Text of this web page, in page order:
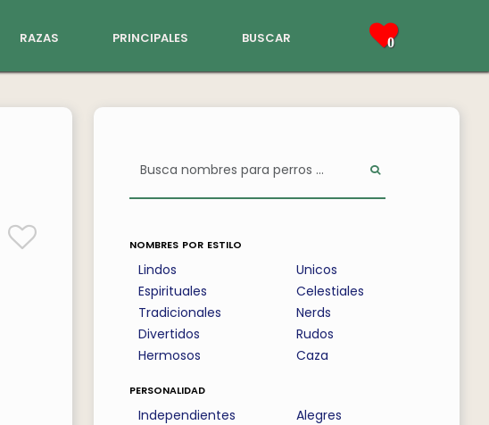
razas principales buscar 0
nombres por estilo
Lindos
Espirituales
Tradicionales
Divertidos
Hermosos
Unicos
Celestiales
Nerds
Rudos
Caza
personalidad
Independientes
Alegres